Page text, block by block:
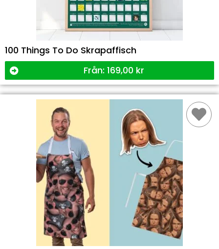
100 Things To Do Skrapaffisch
Från: 169,00 kr